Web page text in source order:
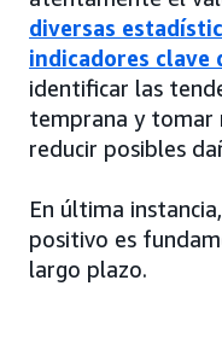
diversas
indicadores clave
identificar las
temprana y tomar
reducir posibles
En última
positivo es
largo plazo.